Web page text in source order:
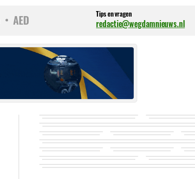
AED Tips en vragen
redactie@wegdamnieuws.nl